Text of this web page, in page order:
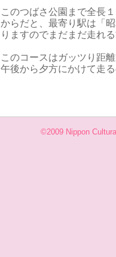
このつばさ公園まで全長
からだと、最寄り駅は「
りますのでまだまだ走れ
このコースはガッツり距
午後から夕方にかけて走
©2009 Nippon